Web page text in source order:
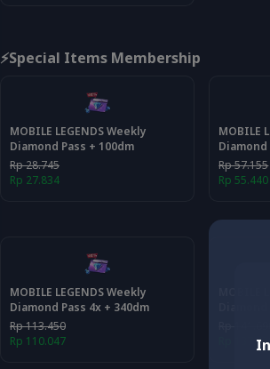
⚡Special Items Membership
MOBILE LEGENDS Weekly
Diamond Pass + 100dm
Rp 28.745
Rp 27.834
MOBILE
Diamond
Rp 57.155
Rp 55.440
MOBILE LEGENDS Weekly
Diamond Pass 4x + 340dm
Rp 113.450
Rp 110.047
Rp